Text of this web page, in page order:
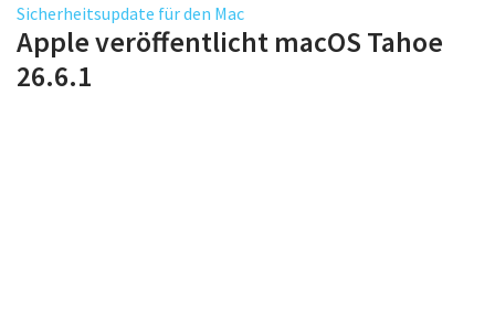
Sicherheitsupdate für den Mac
Apple veröffentlicht macOS Tahoe
26.6.1